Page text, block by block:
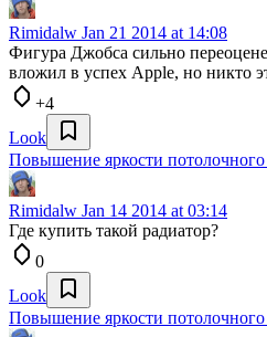
Rimidalw Jan 21 2014 at 14:08
Фигура Джобса сильно
вложил в успех Apple, но никто
+4
Look
Повышение яркости
Rimidalw Jan 14 2014 at 03:14
Где купить такой радиатор?
0
Look
Повышение яркости